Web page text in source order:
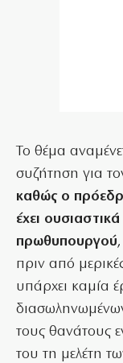
Το θέμα
συζήτηση για
καθώς ο
έχει
πρωθυπουργού
πριν από
υπάρχει καμία
τους θανάτους
του τη μελέτη